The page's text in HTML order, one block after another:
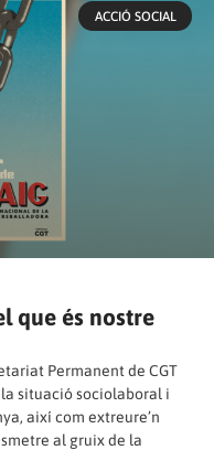
ACCIÓ SOCIAL
que és nostre
Permanent de CGT
situació sociolaboral i
així com extreure’n
al gruix de la